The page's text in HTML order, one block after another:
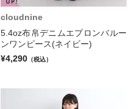
cloudnine
5.4oz布帛デニムエプロンバルー
ンワンピース(ネイビー)
¥4,290 （税込）